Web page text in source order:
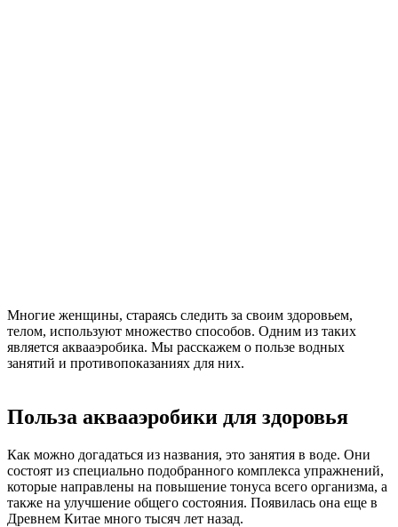
Многие женщины, стараясь следить за своим здоровьем,
телом, используют множество способов. Одним из таких
является аквааэробика. Мы расскажем о пользе водных
занятий и противопоказаниях для них.
Польза аквааэробики для здоровья
Как можно догадаться из названия, это занятия в воде. Они
состоят из специально подобранного комплекса упражнений,
которые направлены на повышение тонуса всего организма, а
также на улучшение общего состояния. Появилась она еще в
Древнем Китае много тысяч лет назад.